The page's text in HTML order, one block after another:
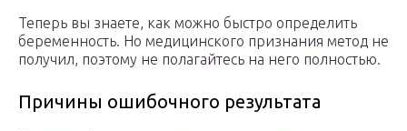
Теперь вы знаете, как можно быстро определить
беременность. Но медицинского признания метод не
получил, поэтому не полагайтесь на него полностью.
Причины ошибочного результата